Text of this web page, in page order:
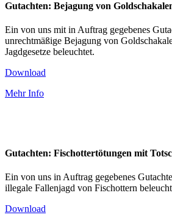
Gutachten: Bejagung von
Ein von uns mit in Auftrag gegebenes
unrechtmäßige Bejagung von
Jagdgesetze beleuchtet.
Download
Mehr Info
Gutachten: Fischottertötungen mit
Ein von uns in Auftrag gegebenes
illegale Fallenjagd von Fischottern
Download